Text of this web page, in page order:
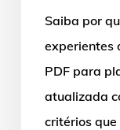
Saiba por
experientes
PDF para
atualizada
critérios